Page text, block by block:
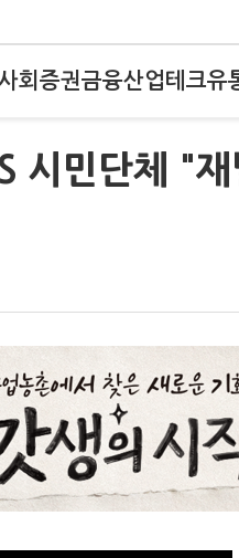
회 증권금융산업테크유
시민단체 "재